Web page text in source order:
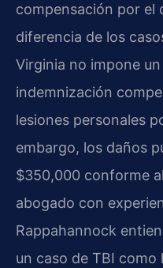
compensación por el
diferencia de los
Virginia no impone
indemnización
lesiones personales
embargo, los daños
$350,000 conforme al
abogado con
Rappahannock
un caso de TBI